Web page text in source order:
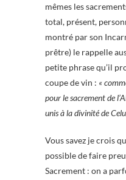
mêmes les
total, présent,
montré par son
prêtre) le rappelle
petite phrase qu’il
coupe de vin : «
pour le sacrement de
unis à la divinité de
Vous savez je crois
possible de faire
Sacrement : on a